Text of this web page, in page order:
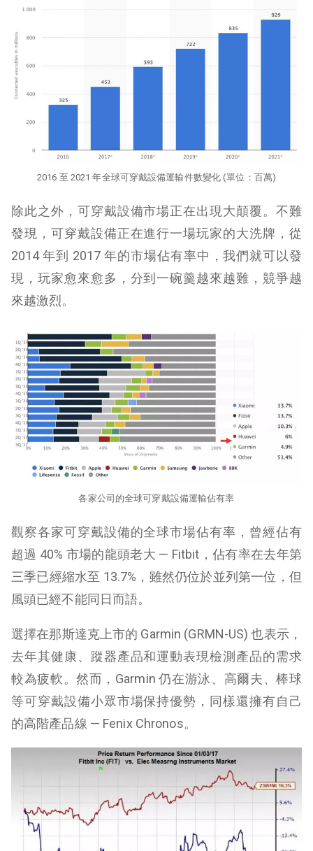
2016 至 2021 年全球可穿戴設備運輸件數變化 (單位：百萬)
除此之外，可穿戴設備市場正在出現大顛覆。不難
發現，可穿戴設備正在進行一場玩家的大洗牌，從
2014 年到 2017 年的市場佔有率中，我們就可以發
現，玩家愈來愈多，分到一碗羹越來越難，競爭越
來越激烈。
各家公司的全球可穿戴設備運輸佔有率
觀察各家可穿戴設備的全球市場佔有率，曾經佔有
超過 40% 市場的龍頭老大 — Fitbit，佔有率在去年第
三季已經縮水至 13.7%，雖然仍位於並列第一位，但
風頭已經不能同日而語。
選擇在那斯達克上市的 Garmin (GRMN-US) 也表示，
去年其健康、蹤器產品和運動表現檢測產品的需求
較為疲軟。然而，Garmin 仍在游泳、高爾夫、棒球
等可穿戴設備小眾市場保持優勢，同樣還擁有自己
的高階產品線 — Fenix Chronos。